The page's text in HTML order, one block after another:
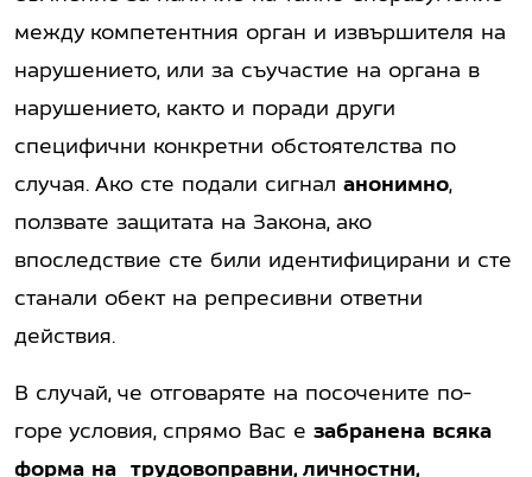
между компетентния орган и извършителя на
нарушението, или за съучастие на органа в
нарушението, както и поради други
специфични конкретни обстоятелства по
случая. Ако сте подали сигнал анонимно,
ползвате защитата на Закона, ако
впоследствие сте били идентифицирани и сте
станали обект на репресивни ответни
действия.
В случай, че отговаряте на посочените по-
горе условия, спрямо Вас е забранена всяка
форма на трудовоправни, личностни,